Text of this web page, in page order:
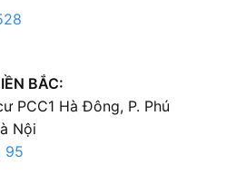
BẮC:
PCC1 Hà Đông, P. Phú
Nội
95